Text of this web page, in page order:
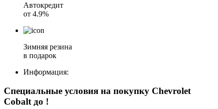
Автокредит
от 4.9%
Зимняя резина
в подарок
Информация:
Специальные условия на покупку Chevrolet
Cobalt до !